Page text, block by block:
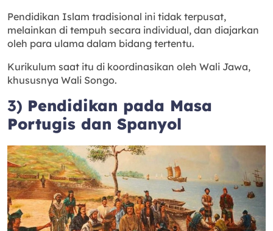
Pendidikan Islam tradisional ini tidak terpusat,
melainkan di tempuh secara individual, dan diajarkan
oleh para ulama dalam bidang tertentu.
Kurikulum saat itu di koordinasikan oleh Wali Jawa,
khususnya Wali Songo.
3) Pendidikan pada Masa
Portugis dan Spanyol